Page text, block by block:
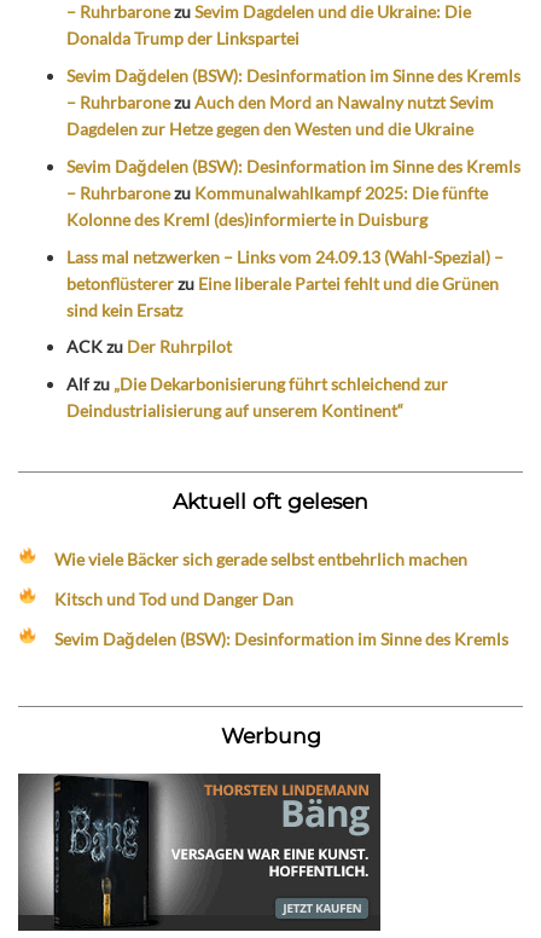
– RuhrbaronezuSevim Dagdelen und die Ukraine: Die
Donalda Trump der Linkspartei
Sevim Dağdelen (BSW): Desinformation im Sinne des Kremls
– RuhrbaronezuAuch den Mord an Nawalny nutzt Sevim
Dagdelen zur Hetze gegen den Westen und die Ukraine
Sevim Dağdelen (BSW): Desinformation im Sinne des Kremls
– Ruhrbaronezu Kommunalwahlkampf 2025: Die fünfte
Kolonne des Kreml (des)informierte in Duisburg
Lass mal netzwerken – Links vom 24.09.13 (Wahl-Spezial) –
betonflüstererzu Eine liberale Partei fehlt und die Grünen
sind kein Ersatz
ACKzu Der Ruhrpilot
Alfzu „Die Dekarbonisierung führt schleichend zur
Deindustrialisierung auf unserem Kontinent“
Aktuell oft gelesen
Wie viele Bäcker sich gerade selbst entbehrlich machen
Kitsch und Tod und Danger Dan
Sevim Dağdelen (BSW): Desinformation im Sinne des Kremls
Werbung